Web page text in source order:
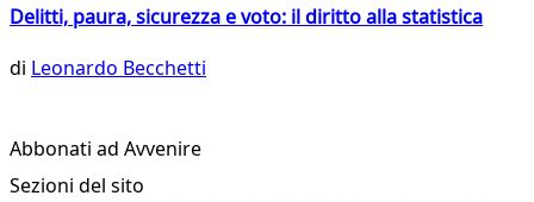
Delitti, paura, sicurezza e voto: il diritto alla statistica
di Leonardo Becchetti
Abbonati ad Avvenire
Sezioni del sito